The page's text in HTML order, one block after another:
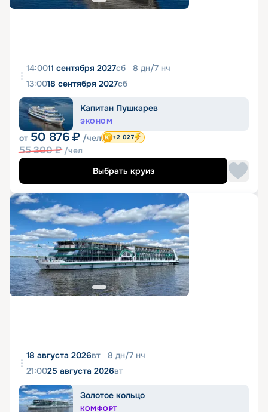
14:0011 сентября 2027сб 8 дн/7 нч
13:0018 сентября 2027сб
Капитан Пушкарев
ЭКОНОМ
от 50 876 ₽ /чел
55 300₽ /чел
+2 027
Выбрать круиз
18 августа 2026вт 8 дн/7 нч
21:0025 августа 2026вт
Золотое кольцо
КОМФОРТ